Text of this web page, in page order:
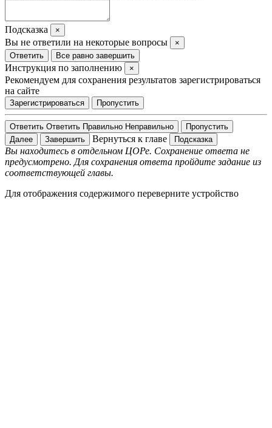
Подсказка ×
Вы не ответили на некоторые вопросы
×
Ответить
Все равно завершить
Инструкция по заполнению ×
Рекомендуем для сохранения результатов зарегистрироваться
на сайте
Зарегистрироваться Пропустить
Ответить Ответить Правильно Неправильно
Пропустить
Далее
Завершить Вернуться к главе Подсказка
Вы находитесь в отдельном ЦОРе. Сохранение ответа не
предусмотрено. Для сохранения ответа пройдите задание из
соответствующей главы.
Для отображения содержимого переверните устройство